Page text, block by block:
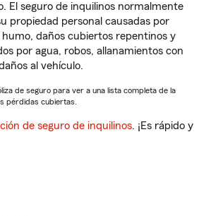
El seguro de inquilinos normalmente
propiedad personal causadas por
daños cubiertos repentinos y
por agua, robos, allanamientos con
al vehículo.
de seguro para ver a una lista completa de la
pérdidas cubiertas.
de seguro de inquilinos. ¡Es rápido y